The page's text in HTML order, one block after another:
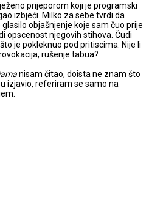
prijeporom koji je programski
izbjeći. Milko za sebe tvrdi da
objašnjenje koje sam čuo prije
opscenost njegovih stihova. Čudi
je pokleknuo pod pritiscima. Nije li
rušenje tabua?
nisam čitao, doista ne znam što
izjavio, referiram se samo na